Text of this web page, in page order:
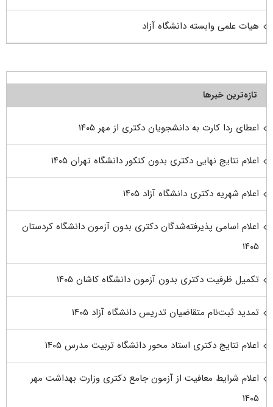
هیات علمی وابسته دانشگاه آزاد
تازه‌ترین خبرها
اعطای ردا کارت به دانشجویان دکتری از مهر ۱۴۰۵
اعلام نتایج نهایی دکتری بدون کنکور دانشگاه تهران ۱۴۰۵
اعلام شهریه دکتری دانشگاه آزاد ۱۴۰۵
اعلام اسامی پذیرفته‌شدگان دکتری بدون آزمون دانشگاه کردستان
۱۴۰۵
تکمیل ظرفیت دکتری بدون آزمون دانشگاه کاشان ۱۴۰۵
تمدید ثبت‌نام متقاضیان تدریس دانشگاه آزاد ۱۴۰۵
اعلام نتایج دکتری استاد محور دانشگاه تربیت مدرس ۱۴۰۵
اعلام شرایط معافیت از آزمون جامع دکتری وزارت بهداشت مهر
۱۴۰۵